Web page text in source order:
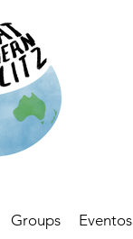
Groups Eventos